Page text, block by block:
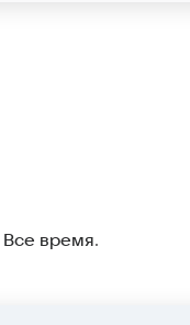
Все время.